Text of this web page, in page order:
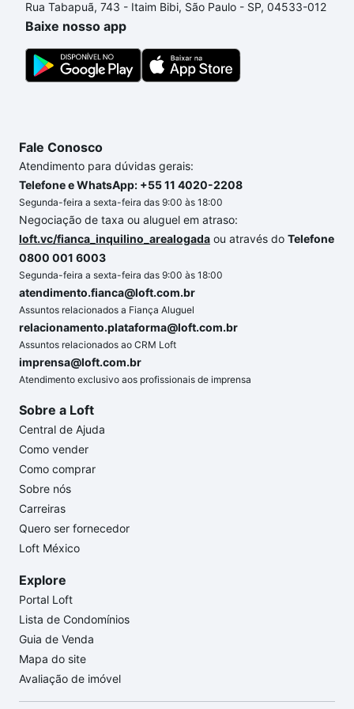
comprar um apartamento e conte com a gente para
comprar o imóvel dos seus sonhos com segurança e
conforto. Loft, com você até as chaves.
Rua Tabapuã, 743 - Itaim Bibi, São Paulo - SP, 04533-012
Baixe nosso app
Fale Conosco
Atendimento para dúvidas gerais:
Telefone e WhatsApp: +55 11 4020-2208
Segunda-feira a sexta-feira das 9:00 às 18:00
Negociação de taxa ou aluguel em atraso:
loft.vc/fianca_inquilino_arealogada ou através do Telefone
0800 001 6003
Segunda-feira a sexta-feira das 9:00 às 18:00
atendimento.fianca@loft.com.br
Assuntos relacionados a Fiança Aluguel
relacionamento.plataforma@loft.com.br
Assuntos relacionados ao CRM Loft
imprensa@loft.com.br
Atendimento exclusivo aos profissionais de imprensa
Sobre a Loft
Central de Ajuda
Como vender
Como comprar
Sobre nós
Carreiras
Quero ser fornecedor
Loft México
Explore
Portal Loft
Lista de Condomínios
Guia de Venda
Mapa do site
Avaliação de imóvel